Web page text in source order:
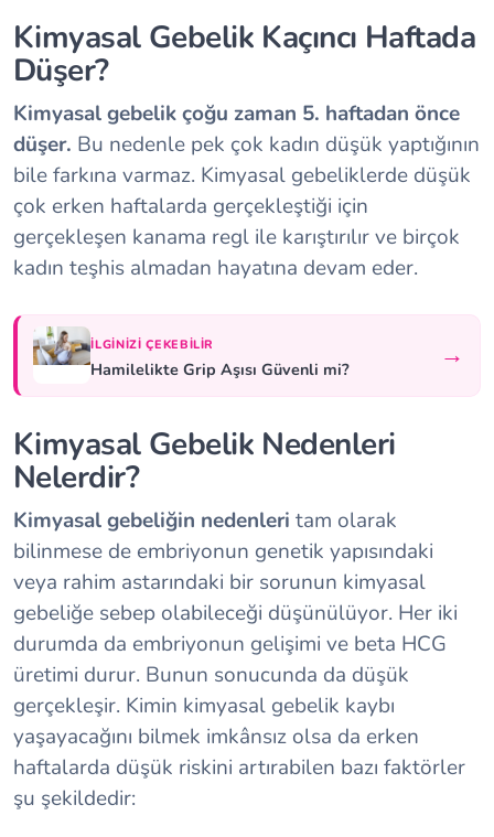
Kimyasal Gebelik Kaçıncı Haftada
Düşer?
Kimyasal gebelik çoğu zaman 5. haftadan önce
düşer. Bu nedenle pek çok kadın düşük yaptığının
bile farkına varmaz. Kimyasal gebeliklerde düşük
çok erken haftalarda gerçekleştiği için
gerçekleşen kanama regl ile karıştırılır ve birçok
kadın teşhis almadan hayatına devam eder.
İLGINIZI ÇEKEBILIR
Hamilelikte Grip Aşısı Güvenli mi? →
Kimyasal Gebelik Nedenleri
Nelerdir?
Kimyasal gebeliğin nedenleri tam olarak
bilinmese de embriyonun genetik yapısındaki
veya rahim astarındaki bir sorunun kimyasal
gebeliğe sebep olabileceği düşünülüyor. Her iki
durumda da embriyonun gelişimi ve beta HCG
üretimi durur. Bunun sonucunda da düşük
gerçekleşir. Kimin kimyasal gebelik kaybı
yaşayacağını bilmek imkânsız olsa da erken
haftalarda düşük riskini artırabilen bazı faktörler
şu şekildedir: